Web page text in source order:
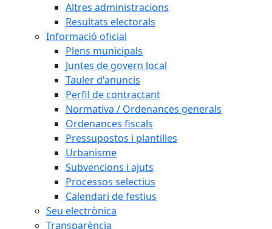
Altres administracions
Resultats electorals
Informació oficial
Plens municipals
Juntes de govern local
Tauler d'anuncis
Perfil de contractant
Normativa / Ordenances generals
Ordenances fiscals
Pressupostos i plantilles
Urbanisme
Subvencions i ajuts
Processos selectius
Calendari de festius
Seu electrònica
Transparència